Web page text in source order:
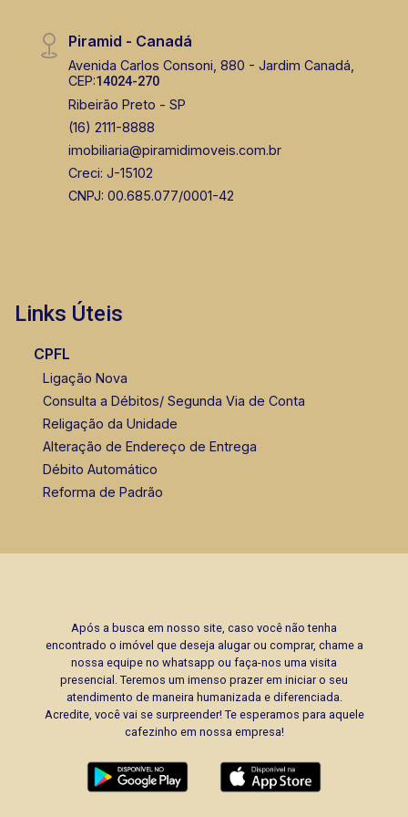
Corretor(a) Online
CORRETOR DE PLANTÃO
Piramid - Canadá
Avenida Carlos Consoni, 880 - Jardim Canadá,
CEP:14024-270
Ribeirão Preto - SP
(16) 2111-8888
imobiliaria@piramidimoveis.com.br
Creci: J-15102
CNPJ: 00.685.077/0001-42
Links Úteis
CPFL
Ligação Nova
Consulta a Débitos/ Segunda Via de Conta
Religação da Unidade
Alteração de Endereço de Entrega
Débito Automático
Reforma de Padrão
Após a busca em nosso site, caso você não tenha
encontrado o imóvel que deseja alugar ou comprar, chame a
nossa equipe no whatsapp ou faça-nos uma visita
presencial. Teremos um imenso prazer em iniciar o seu
atendimento de maneira humanizada e diferenciada.
Acredite, você vai se surpreender! Te esperamos para aquele
cafezinho em nossa empresa!